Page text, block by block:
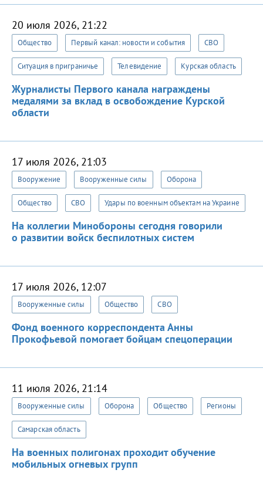
20 июля 2026, 21:22
Общество Первый канал: новости и события СВО
Ситуация в приграничье Телевидение Курская область
Журналисты Первого канала награждены
медалями за вклад в освобождение Курской
области
17 июля 2026, 21:03
Вооружение Вооруженные силы Оборона
Общество СВО Удары по военным объектам на Украине
На коллегии Минобороны сегодня говорили
о развитии войск беспилотных систем
17 июля 2026, 12:07
Вооруженные силы Общество СВО
Фонд военного корреспондента Анны
Прокофьевой помогает бойцам спецоперации
11 июля 2026, 21:14
Вооруженные силы Оборона Общество Регионы
Самарская область
На военных полигонах проходит обучение
мобильных огневых групп